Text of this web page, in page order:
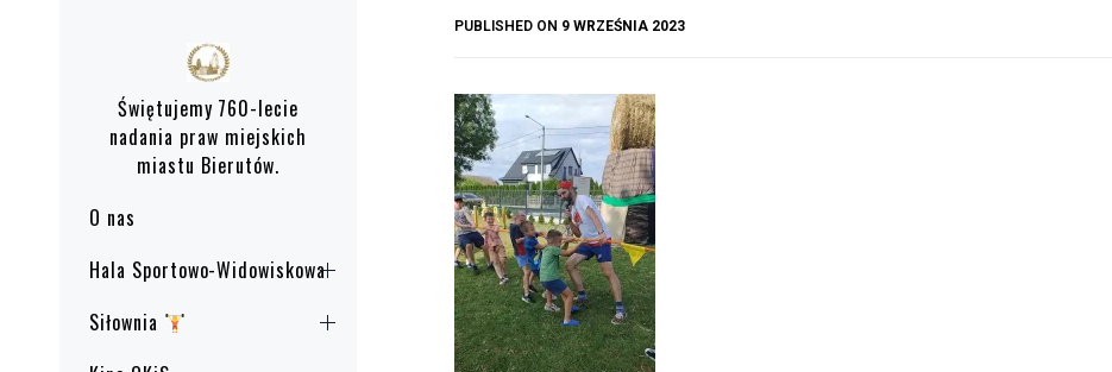
Świętujemy 760-lecie
nadania praw miejskich
miastu Bierutów.
O nas
Hala Sportowo-Widowiskowa
Siłownia
PUBLISHED ON 9 WRZEŚNIA 2023